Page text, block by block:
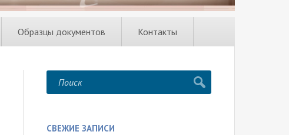
Образцы документов Контакты
СВЕЖИЕ ЗАПИСИ